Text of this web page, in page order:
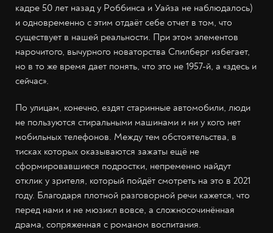
кадре 50 лет назад у Роббинса и Уайза не наблюдалось)
и одновременно с этим отдаёт себе отчет в том, что
существует в нашей реальности. При этом элементов
нарочитого, вычурного новаторства Спилберг избегает,
но в то же время дает понять, что это не 1957-й, а «здесь и
сейчас».
По улицам, конечно, ездят старинные автомобили, люди
не пользуются стиральными машинами и ни у кого нет
мобильных телефонов. Между тем обстоятельства, в
тисках которых оказываются зажаты ещё не
сформировавшиеся подростки, непременно найдут
отклик у зрителя, который пойдёт смотреть на это в 2021
году. Благодаря плотной разговорной речи кажется, что
перед нами и не мюзикл вовсе, а сложносочинённая
драма, сопряженная с романом воспитания.